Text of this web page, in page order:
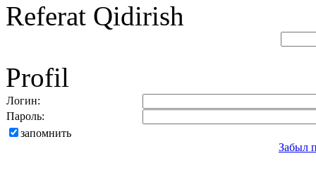
Referat Qidirish
Profil
Логин:
Пароль:
запомнить
Забыл